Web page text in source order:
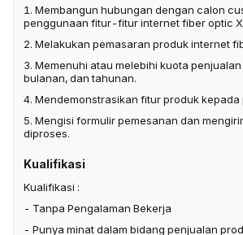
1. Membangun hubungan dengan calon
penggunaan fitur-fitur internet fiber optic
2. Melakukan pemasaran produk internet
3. Memenuhi atau melebihi kuota
bulanan, dan tahunan.
4. Mendemonstrasikan fitur produk kepada
5. Mengisi formulir pemesanan dan
diproses.
Kualifikasi
Kualifikasi :
- Tanpa Pengalaman Bekerja
- Punya minat dalam bidang penjualan